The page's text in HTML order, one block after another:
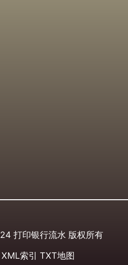
打印银行流水 版权所有
XML索引 TXT地图